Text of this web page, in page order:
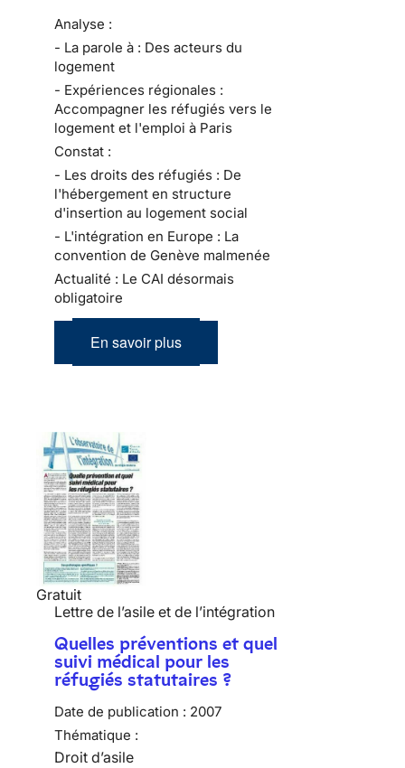
Analyse :
- La parole à : Des acteurs du
logement
- Expériences régionales :
Accompagner les réfugiés vers le
logement et l'emploi à Paris
Constat :
- Les droits des réfugiés : De
l'hébergement en structure
d'insertion au logement social
- L'intégration en Europe : La
convention de Genève malmenée
Actualité : Le CAI désormais
obligatoire
En savoir plus
Gratuit
Lettre de l’asile et de l’intégration
Quelles préventions et quel
suivi médical pour les
réfugiés statutaires ?
Date de publication : 2007
Thématique :
Droit d’asile